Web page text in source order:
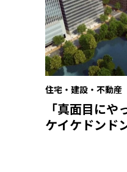
住宅・建設・不動産
「真面目に
ケイケドンド